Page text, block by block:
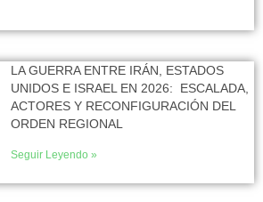
LA GUERRA ENTRE IRÁN, ESTADOS
UNIDOS E ISRAEL EN 2026: ESCALADA,
ACTORES Y RECONFIGURACIÓN DEL
ORDEN REGIONAL
Seguir Leyendo »